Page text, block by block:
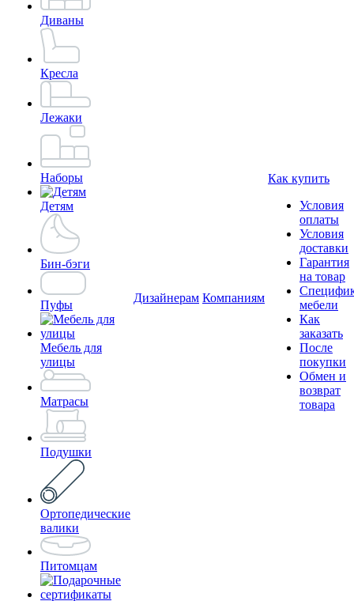
Диваны
Кресла
Лежаки
Наборы
Детям
Бин-бэги
Пуфы
Мебель для
улицы
Матрасы
Подушки
Ортопедические
валики
Питомцам
Дизайнерам Компаниям
Как купить
Условия
оплаты
Условия
доставки
Гарантия
на товар
мебели
Как
заказать
После
покупки
Обмен и
возврат
товара